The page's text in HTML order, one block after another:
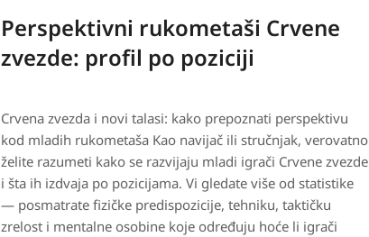
Perspektivni rukometaši Crvene
zvezde: profil po poziciji
Crvena zvezda i novi talasi: kako prepoznati perspektivu
kod mladih rukometaša Kao navijač ili stručnjak, verovatno
želite razumeti kako se razvijaju mladi igrači Crvene zvezde
i šta ih izdvaja po pozicijama. Vi gledate više od statistike
— posmatrate fizičke predispozicije, tehniku, taktičku
zrelost i mentalne osobine koje određuju hoće li igrači